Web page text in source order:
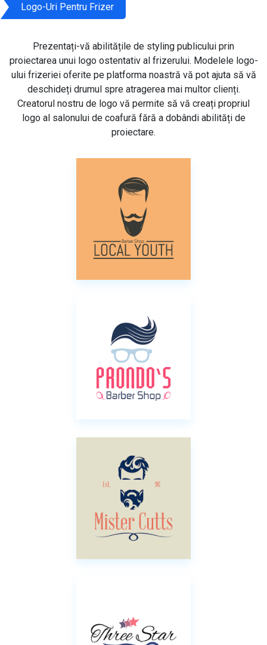
Logo-Uri Pentru Frizer
Prezentați-vă abilitățile de styling publicului prin
proiectarea unui logo ostentativ al frizerului. Modelele logo-
ului frizeriei oferite pe platforma noastră vă pot ajuta să vă
deschideți drumul spre atragerea mai multor clienți.
Creatorul nostru de logo vă permite să vă creați propriul
logo al salonului de coafură fără a dobândi abilități de
proiectare.